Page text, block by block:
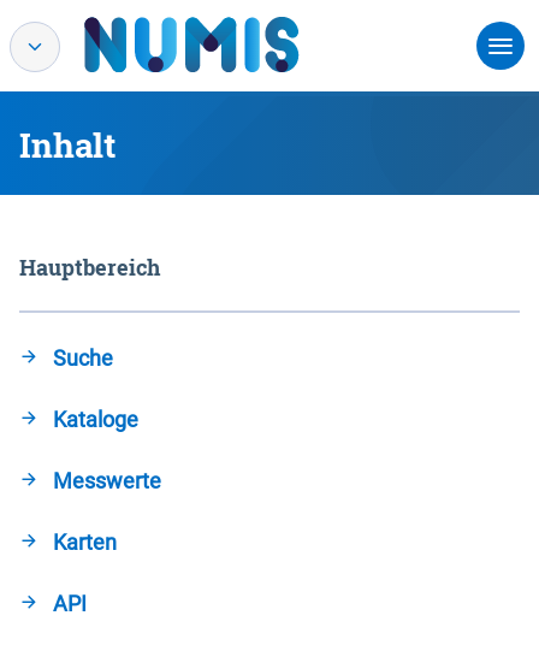
Inhalt
Hauptbereich
Suche
Kataloge
Messwerte
Karten
API